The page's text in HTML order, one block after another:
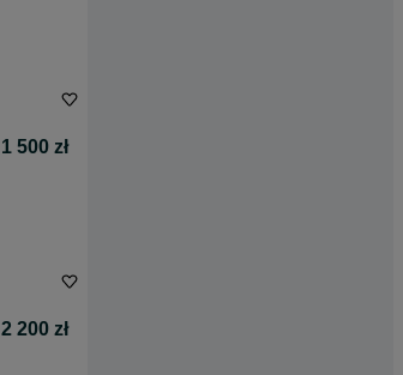
1 500 zł
2 200 zł